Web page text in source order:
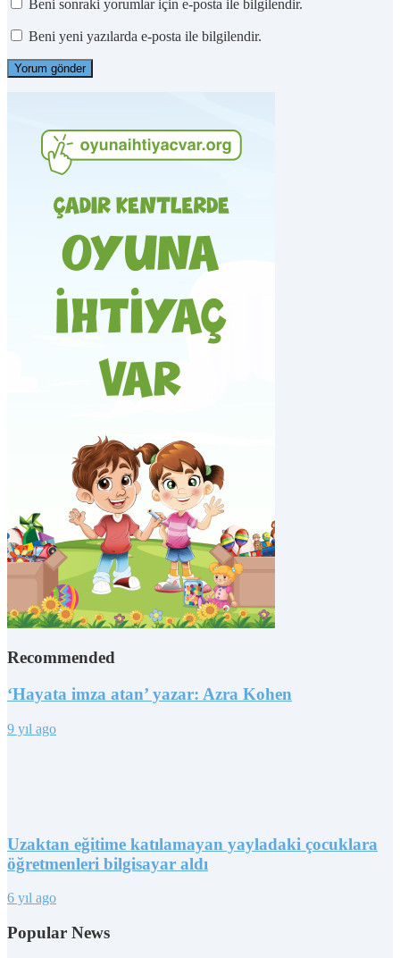
Beni sonraki yorumlar için e-posta ile bilgilendir.
Beni yeni yazılarda e-posta ile bilgilendir.
Recommended
‘Hayata imza atan’ yazar: Azra Kohen
9 yıl ago
Uzaktan eğitime katılamayan yayladaki çocuklara
öğretmenleri bilgisayar aldı
6 yıl ago
Popular News